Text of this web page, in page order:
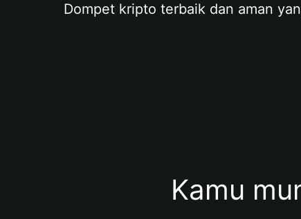
Dompet kripto terbaik dan aman
Kamu